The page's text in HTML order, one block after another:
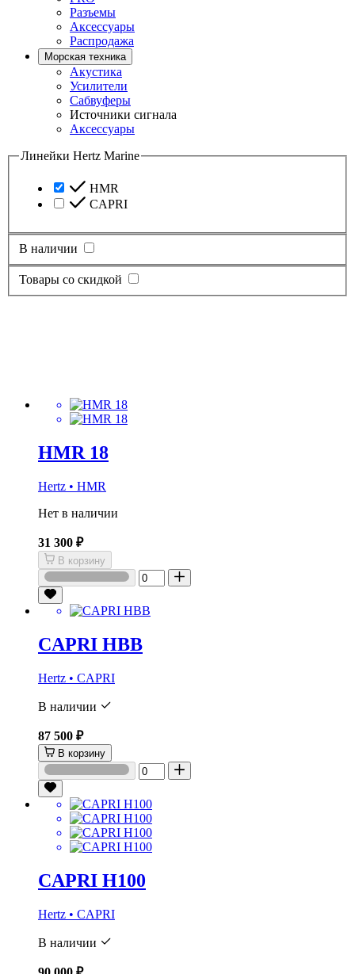
Разъемы
Аксессуары
Распродажа
Морская техника
Акустика
Усилители
Сабвуферы
Источники сигнала
Аксессуары
Линейки Hertz Marine
HMR
CAPRI
В наличии
Товары со скидкой
HMR 18
Hertz • HMR
Нет в наличии
31 300 ₽
В корзину
CAPRI HBB
Hertz • CAPRI
В наличии
87 500 ₽
В корзину
CAPRI H100
Hertz • CAPRI
В наличии